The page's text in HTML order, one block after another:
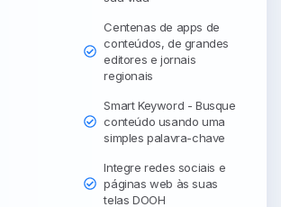
Centenas de apps de
conteúdos, de grandes
editores e jornais
regionais
Smart Keyword - Busque
conteúdo usando uma
simples palavra-chave
Integre redes sociais e
páginas web às suas
telas DOOH